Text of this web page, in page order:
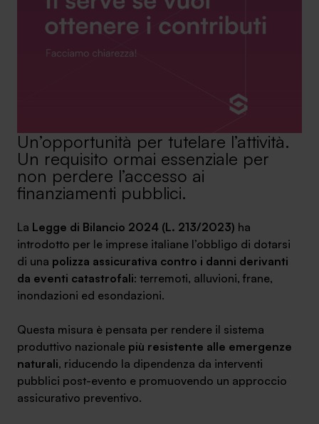
Un’opportunità per tutelare l’attività.
Un requisito ormai essenziale per
non perdere l’accesso ai
finanziamenti pubblici.
La Legge di Bilancio 2024 (L. 213/2023) ha
introdotto per le imprese italiane l’obbligo di dotarsi
di una polizza assicurativa contro i danni derivanti
da eventi catastrofali: terremoti, alluvioni, frane,
inondazioni ed esondazioni.
Questa misura è pensata per rendere il sistema
produttivo nazionale più resistente alle emergenze
naturali, riducendo la dipendenza da interventi
pubblici post-evento e promuovendo un approccio
assicurativo preventivo.